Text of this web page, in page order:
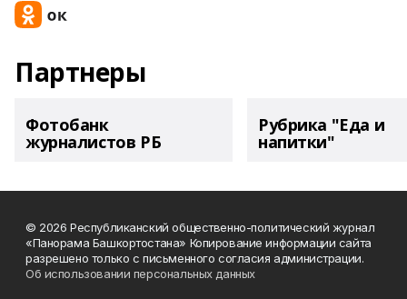
Партнеры
Фотобанк
журналистов РБ
Рубрика "Еда и
напитки"
© 2026 Республиканский общественно-политический журнал
«Панорама Башкортостана» Копирование информации сайта
разрешено только с письменного согласия администрации.
Об использовании персональных данных